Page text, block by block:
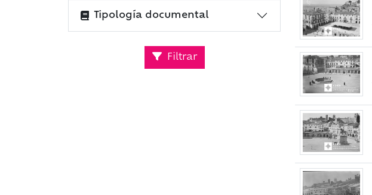
Tipología documental
Filtrar